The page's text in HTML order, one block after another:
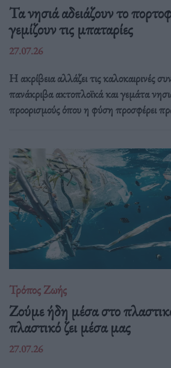
Τα νησιά αδειάζουν το
γεμίζουν τις μπαταρίες
27.07.26
Η ακρίβεια αλλάζει τις καλοκαιρινές
πανάκριβα ακτοπλοϊκά και γεμάτα
προορισμούς όπου η φύση προσφέρει
Τρόπος Ζωής
Ζούμε ήδη μέσα στο
πλαστικό ζει μέσα μας
27.07.26